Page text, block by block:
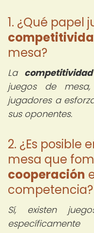
1. ¿Qué papel
mesa?
La competitividad
juegos de
jugadores a
sus oponentes.
2. ¿Es posible
mesa que
cooperación
competencia?
Sí, existen